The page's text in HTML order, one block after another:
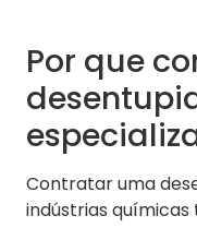
Por que
Contratar uma
indústrias químicas